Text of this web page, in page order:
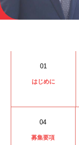
01
はじめに
04
募集要項